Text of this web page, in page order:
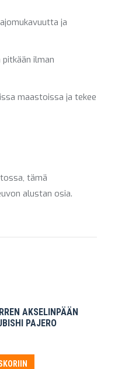
ja
ilman
maastoissa ja tekee
tämä
alustan osia.
AKSELINPÄÄN
PAJERO